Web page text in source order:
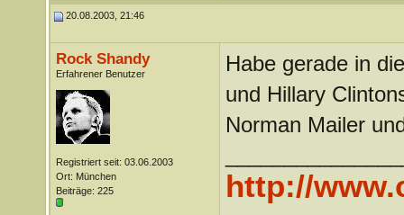
20.08.2003, 21:46
Rock Shandy
Erfahrener Benutzer
Registriert seit: 03.06.2003
Ort: München
Beiträge: 225
Habe gerade in
und Hillary
Norman Mailer
http://